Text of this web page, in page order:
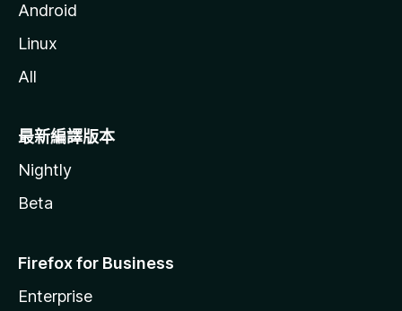
Android
Linux
All
最新編譯版本
Nightly
Beta
Firefox for Business
Enterprise